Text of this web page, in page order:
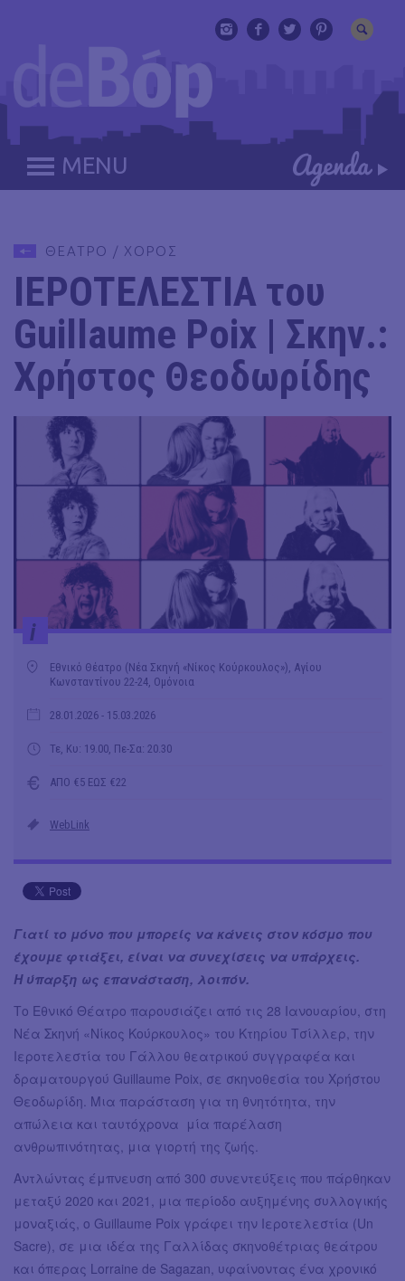
MENU
ΘΕΑΤΡΟ / ΧΟΡΟΣ
ΙΕΡΟΤΕΛΕΣΤΙΑ του
Guillaume Poix | Σκην.:
Χρήστος Θεοδωρίδης
i
Εθνικό Θέατρο (Νέα Σκηνή «Νίκος Κούρκουλος»), Αγίου
Κωνσταντίνου 22-24, Ομόνοια
28.01.2026 - 15.03.2026
Τε, Κυ: 19.00, Πε-Σα: 20.30
ΑΠΟ €5 ΕΩΣ €22
WebLink
Γιατί το μόνο που μπορείς να κάνεις στον κόσμο που
έχουμε φτιάξει, είναι να συνεχίσεις να υπάρχεις.
Η ύπαρξη ως επανάσταση, λοιπόν.
Το Εθνικό Θέατρο παρουσιάζει από τις 28 Ιανουαρίου, στη
Νέα Σκηνή «Νίκος Κούρκουλος» του Κτηρίου Τσίλλερ, την
Ιεροτελεστία του Γάλλου θεατρικού συγγραφέα και
δραματουργού Guillaume Poix, σε σκηνοθεσία του Χρήστου
Θεοδωρίδη. Μια παράσταση για τη θνητότητα, την
απώλεια και ταυτόχρονα μία παρέλαση
ανθρωπινότητας, μια γιορτή της ζωής.
Αντλώντας έμπνευση από 300 συνεντεύξεις που πάρθηκαν
μεταξύ 2020 και 2021, μια περίοδο αυξημένης συλλογικής
μοναξιάς, ο Guillaume Poix γράφει την Ιεροτελεστία (Un
Sacre), σε μια ιδέα της Γαλλίδας σκηνοθέτριας θεάτρου
και όπερας Lorraine de Sagazan, υφαίνοντας ένα χρονικό